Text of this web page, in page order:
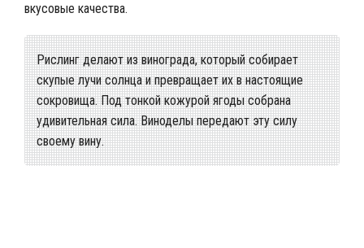
вкусовые качества.
Рислинг делают из винограда, который собирает
скупые лучи солнца и превращает их в настоящие
сокровища. Под тонкой кожурой ягоды собрана
удивительная сила. Виноделы передают эту силу
своему вину.